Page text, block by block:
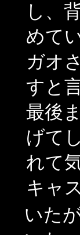
し、
めて
ガオ
すと
最後
げて
れて
キャ
いた